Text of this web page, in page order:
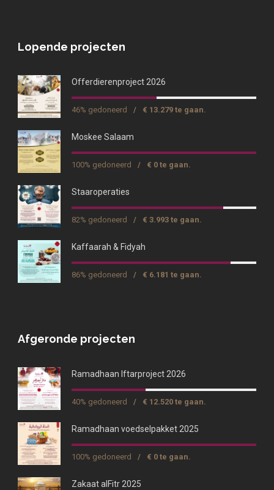
Lopende projecten
Offerdierenproject 2026
46% gedoneerd / € 13.279 te gaan.
Moskee Salaam
100% gedoneerd / € 0 te gaan.
Staaroperaties
82% gedoneerd / € 3.993 te gaan.
Kaffaarah & Fidyah
86% gedoneerd / € 6.181 te gaan.
Afgeronde projecten
Ramadhaan Iftarproject 2026
40% gedoneerd / € 12.520 te gaan.
Ramadhaan voedselpakket 2025
100% gedoneerd / € 0 te gaan.
Zakaat alFitr 2025